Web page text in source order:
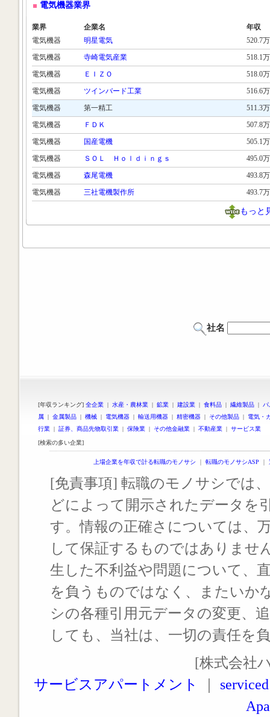
電気機器業界
業界 企業名
年収
電気機器
明星電気
520.7万
電気機器
寺崎電気産業
518.1万
電気機器
ＥＩＺＯ
518.0万
電気機器
ツインバード工業
516.6万
電気機器
第一精工
511.3万
電気機器
ＦＤＫ
507.8万
電気機器
国産電機
505.1万
電気機器
ＳＯＬ Ｈｏｌｄｉｎｇｓ
495.0万
電気機器
森尾電機
493.8万
電気機器
三社電機製作所 493.7万
もっと
社名
[年収ランキング] 全企業 | 水産・農林業 | 鉱業 | 建設業 | 食料品 | 繊維製品 |
属 | 金属製品 | 機械 | 電気機器 | 輸送用機器 | 精密機器 | その他製品 | 電気・
行業 | 証券、商品先物取引業 | 保険業 | その他金融業 | 不動産業 | サービス業
[検索の多い企業]
上場企業を年収で計る転職のモノサシ ｜ 転職のモノサシASP ｜
[免責事項] 転職のモノサシでは
どによって開示されたデータを
す。情報の正確さについては、
して保証するものではありませ
生した不利益や問題について、
を負うものではなく、またいか
シの各種引用元データの変更、
しても、当社は、一切の責任を
[株式会社
サービスアパートメント